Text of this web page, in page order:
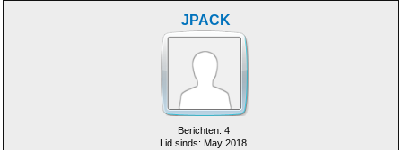
JPACK
Berichten: 4
Lid sinds: May 2018